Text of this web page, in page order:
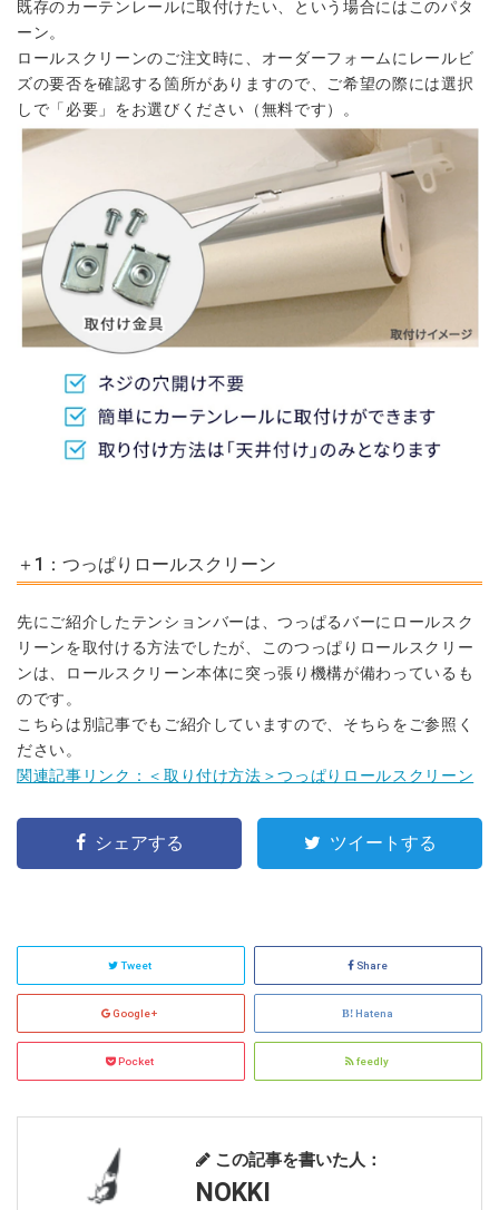
既存のカーテンレールに取付けたい、という場合にはこのパタ
ーン。
ロールスクリーンのご注文時に、オーダーフォームにレールビ
ズの要否を確認する箇所がありますので、ご希望の際には選択
しで「必要」をお選びください（無料です）。
＋1：つっぱりロールスクリーン
先にご紹介したテンションバーは、つっぱるバーにロールスク
リーンを取付ける方法でしたが、このつっぱりロールスクリー
ンは、ロールスクリーン本体に突っ張り機構が備わっているも
のです。
こちらは別記事でもご紹介していますので、そちらをご参照く
ださい。
関連記事リンク：＜取り付け方法＞つっぱりロールスクリーン
シェアする ツイートする
Tweet Share
Google+ Hatena
Pocket feedly
この記事を書いた人：
NOKKI